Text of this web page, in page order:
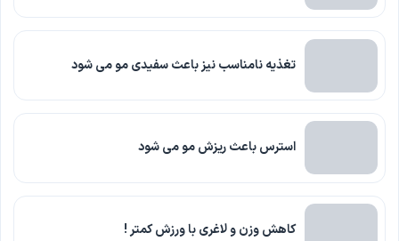
تغذیه نامناسب نیز باعث سفیدی مو می شود
استرس باعث ریزش مو می شود
کاهش وزن و لاغری با ورزش کمتر !